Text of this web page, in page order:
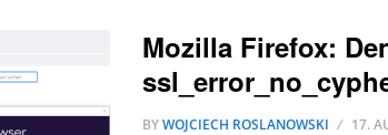
Mozilla Firefox:
BYWOJCIECH ROSLANOWSKI 17.